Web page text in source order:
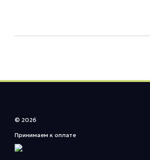
© 2026
Принимаем к оплате